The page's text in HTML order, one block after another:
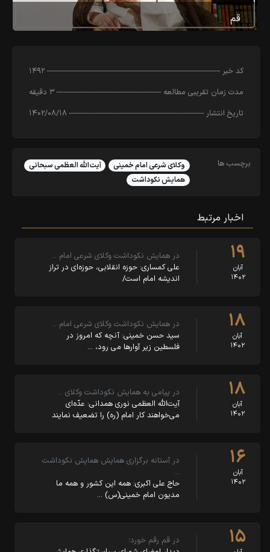
قم
کد خبر
۱۴۹۲
مدت زمان تقریبی مطالعه
۳ دقیقه
تاریخ انتشار
۱۴۰۲/۰۸/۱۸
برچسب ها وکلای شرعی امام خمینی
آیت‌الله العظمی سبحانی
همایش نکوداشت
اخبار مرتبط
۱۹
آبان
۱۴۰۲
در همایش نکوداشت وکلای شرعی امام …
علی کمساری: حوزه انقلابی، حوزه‌ای در تراز
اندیشه امام است/
۱۸
آبان
۱۴۰۲
در همایش نکوداشت وکلای شرعی امام …
سید حسن خمینی: آنچه که امروز در
فلسطین زیر آوارها می رود، …
۱۸
آبان
۱۴۰۲
در پیامی به همایش نکوداشت وکلای …
آیت‌الله العظمی نوری همدانی: عدّه‌ای
می‌خواهند کار امام (ره) را تضعیف نمایند
۱۶
آبان
۱۴۰۲
در آستانه برگزاری همایش همایش نکوداشت
…
حاج علی اکبری: همه این کشور و همه ما
مدیون امام خمینی(س) …
۱۵
در قم رقم خورد؛